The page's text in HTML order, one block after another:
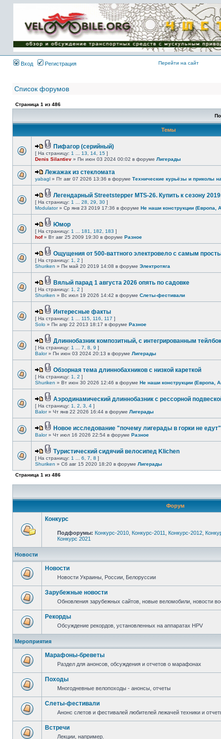
Имя пользователя:
Пароль:
{ LOG_ME_IN_SHORT
}
Вход
Регистрация Перейти на сайт
Список форумов
Страница 1 из 486
Темы
Пифагор (серийный)
[ На страницу: 1 13 14 15 ]
Denis Silantiev » Пн июн 03 2024 00:02 в форуме Лигерады
Лежажак из стекломата
yabagl » Пт авг 07 2026 13:36 в форуме Технические курьёзы и приколы
Легендарный Streetstepper MTS-26. Купить к сезону
[ На страницу: 1 28 29 30 ]
Modulator» Ср янв 23 2019 17:36 в форуме Не наши конструкции (Европа,
Юмор
[ На страницу: 1 181 182 183 ]
hof» Вт авг 25 2009 19:30 в форуме Разное
Ощущения от 500-ваттного электровело с самым
[ На страницу: 1 2 ]
Shuriken » Пн май 20 2019 14:08 в форуме Электротяга
Вялый парад 1 августа 2026 опять по садовке
[ На страницу: 1 2 ]
Shuriken » Вс июл 19 2026 14:42 в форуме Слеты-фестивали
Интересные факты
[ На страницу: 1 115 116 117 ]
Solo » Пн апр 22 2013 18:17 в форуме Разное
Длиннобазник композитный, с интегрированным
[ На страницу: 1 7 8 9 ]
Balor» Пн июн 03 2024 20:13 в форуме Лигерады
Обзорная тема длиннобахников с низкой кареткой
[ На страницу: 1 2 ]
Shuriken » Вт июн 30 2026 12:46 в форуме Не наши конструкции (Европа,
Аэродинамический длиннобазник с рессорной
[ На страницу: 1 2 3 4 ]
Balor» Чт янв 22 2026 16:44 в форуме Лигерады
Новое исследование "почему лигерады в горки не
Balor» Чт июл 16 2026 22:54 в форуме Разное
Туристический сидячий велосипед Klichen
[ На страницу: 1 6 7 8 ]
Shuriken » Сб авг 15 2020 18:20 в форуме Лигерады
Страница 1 из 486
Форум
Конкурс
Подфорумы: Конкурс-2010 Конкурс-2011 Конкурс-2012
Конкурс 2021
Новости
Новости
Новости Украины, России, Белоруссии
Зарубежные новости
Обновления зарубежных сайтов, новые веломобили, новости
Рекорды
Обсуждение рекордов, установленных на аппаратах HPV
Мероприятия
Марафоны-бреветы
Раздел для анонсов, обсуждения и отчетов о марафонах
Походы
Многодневные велопоходы - анонсы, отчеты
Слеты-фестивали
Анонс слетов и фестивалей любителей лежачей техники и
Встречи
Лекции, например.